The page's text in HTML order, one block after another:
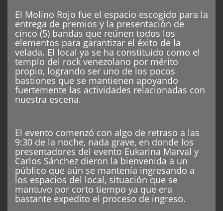
El Molino Rojo fue el espacio escogido para la
entrega de premios y la presentación de
cinco (5) bandas que reúnen todos los
elementos para garantizar el éxito de la
velada. El local ya se ha constituido como el
templo del rock venezolano por mérito
propio, logrando ser uno de los pocos
bastiones que se mantienen apoyando
fuertemente las actividades relacionadas con
nuestra escena.
El evento comenzó con algo de retraso a las
9:30 de la noche, nada grave, en donde los
presentadores del evento Eukarina Marval y
Carlos Sánchez dieron la bienvenida a un
público que aún se mantenía ingresando a
los espacios del local, situación que se
mantuvo por corto tiempo ya que era
bastante expedito el proceso de ingreso.